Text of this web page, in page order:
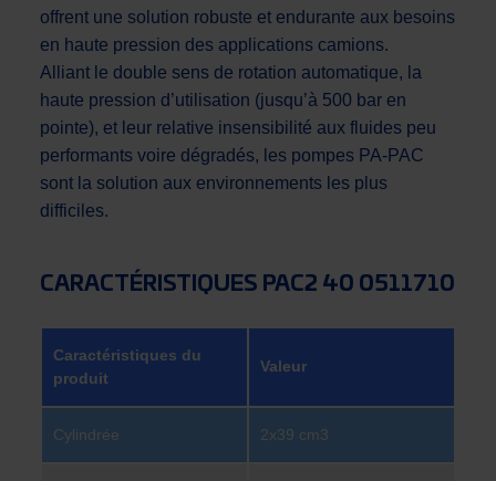
offrent une solution robuste et endurante aux besoins
en haute pression des applications camions.
Alliant le double sens de rotation automatique, la
haute pression d’utilisation (jusqu’à 500 bar en
pointe), et leur relative insensibilité aux fluides peu
performants voire dégradés, les pompes PA-PAC
sont la solution aux environnements les plus
difficiles.
CARACTÉRISTIQUES PAC2 40 0511710
Caractéristiques du
produit
Valeur
Cylindrée 2x39 cm3